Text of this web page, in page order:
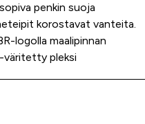
penkin suoja
korostavat vanteita.
logolla maalipinnan
väritetty pleksi